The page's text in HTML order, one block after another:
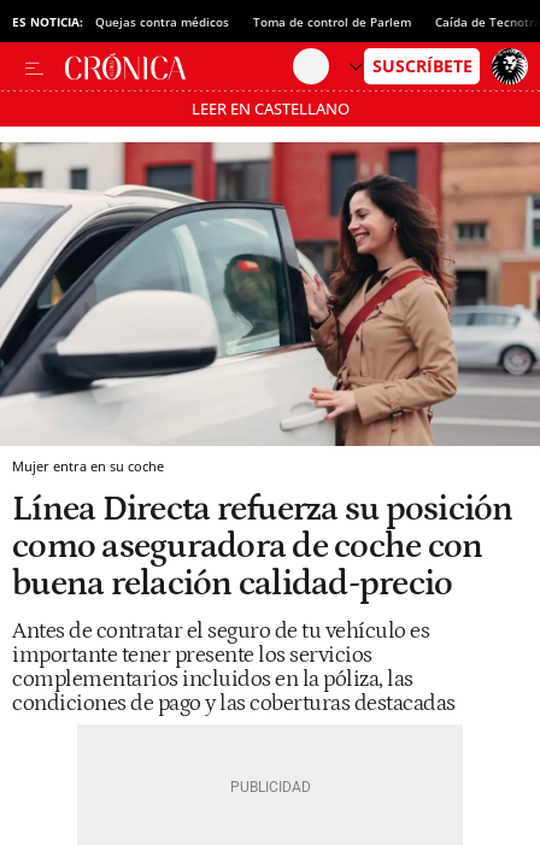
ES NOTICIA: Quejas contra médicos Toma de control de Parlem Caída de
LEER EN CASTELLANO
Pásate al MODO AHORRO
Mujer entra en su coche
Línea Directa refuerza su posición
como aseguradora de coche con
buena relación calidad-precio
Antes de contratar el seguro de tu vehículo es
importante tener presente los servicios
complementarios incluidos en la póliza, las
condiciones de pago y las coberturas destacadas